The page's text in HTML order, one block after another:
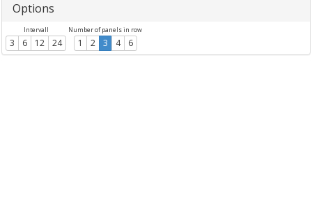
Options
Intervall
3 6 12 24
Number of panels in row
1 2 3 4 6